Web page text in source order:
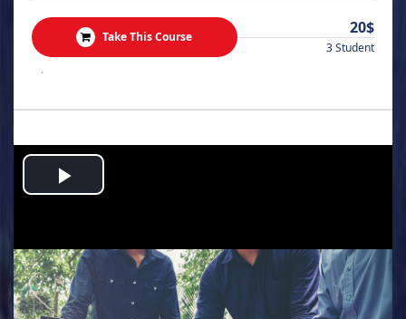
Take This Course 20$
3 Student
.
Play